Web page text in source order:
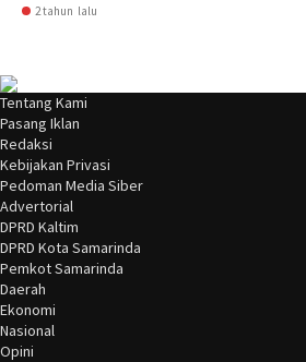
2 tahun lalu
Tentang Kami
Pasang Iklan
Redaksi
Kebijakan Privasi
Pedoman Media Siber
Advertorial
DPRD Kaltim
DPRD Kota Samarinda
Pemkot Samarinda
Daerah
Ekonomi
Nasional
Opini